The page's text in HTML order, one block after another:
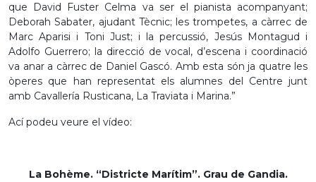
que David Fuster Celma va ser el pianista acompanyant;
Deborah Sabater, ajudant Tècnic; les trompetes, a càrrec de
Marc Aparisi i Toni Just; i la percussió, Jesús Montagud i
Adolfo Guerrero; la direcció de vocal, d’escena i coordinació
va anar a càrrec de Daniel Gascó. Amb esta són ja quatre les
òperes que han representat els alumnes del Centre junt
amb Cavallería Rusticana, La Traviata i Marina.”
Ací podeu veure el vídeo:
La Bohème. “Districte Marítim”. Grau de Gandia.